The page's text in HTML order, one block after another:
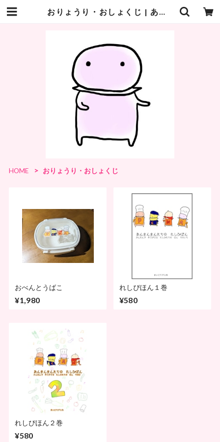
おりょうり・おしょくじ | あんまんまんしょっぷ
HOME おりょうり・おしょくじ
おべんとうばこ
¥1,980
れしぴほん１巻
¥580
れしぴほん２巻
¥580